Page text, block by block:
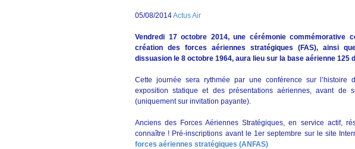
05/08/2014Actus Air
Vendredi 17 octobre 2014, une cérémonie commémorative
création des forces aériennes stratégiques (FAS), ainsi
dissuasion le 8 octobre 1964, aura lieu sur la base aérienne 125
Cette journée sera rythmée par une conférence sur l’histoire
exposition statique et des présentations aériennes, avant de
(uniquement sur invitation payante).
Anciens des Forces Aériennes Stratégiques, en service actif,
connaître ! Pré-inscriptions avant le 1er septembre sur le site
forces aériennes stratégiques (ANFAS)